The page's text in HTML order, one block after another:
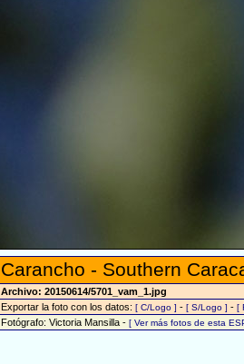
Carancho - Southern
Archivo: 20150614/5701_vam_1.jpg
Exportar la foto con los datos: [ C/Logo ] - [ S/Logo ] - [
Fotógrafo: Victoria Mansilla - [ Ver más fotos de esta